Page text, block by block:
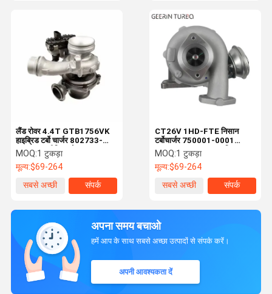
लैंड रोवर 4.4T GTB1756VK
हाइब्रिड टर्बो चार्जर 802733-
0001 एल्यूमीनियम शेल
MOQ:1 टुकड़ा
मूल्य:$69-264
सबसे अच्छी
संपर्क
CT26V 1HD-FTE निसान
टर्बोचार्जर 750001-0001
17201-17050 अनुकूलित
MOQ:1 टुकड़ा
मूल्य:$69-264
सबसे अच्छी
संपर्क
अपना समय बचाओ
हमें आप के साथ सबसे अच्छा उत्पादों से संपर्क करें।
अपनी आवश्यकता दें